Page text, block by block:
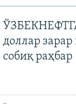
доллар зарар
собиқ раҳбар